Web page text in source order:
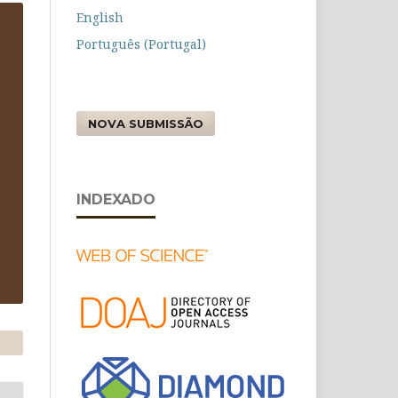
English
Português (Portugal)
NOVA SUBMISSÃO
INDEXADO